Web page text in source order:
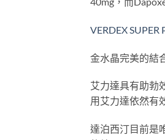
VERDEX SUPER
金水晶完美的結
艾力達具有助勃
用艾力達依然有
達泊西汀目前是